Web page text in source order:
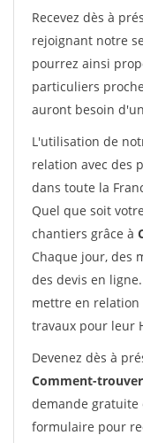
Recevez dès à
rejoignant notre
pourrez ainsi
particuliers
auront besoin
L'utilisation de
relation avec des
dans toute la
Quel que soit
chantiers grâce à
Chaque jour, des
des devis en
mettre en
travaux pour leur
Devenez dès à
Comment-
demande gratuite
formulaire pour